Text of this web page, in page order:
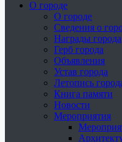
О городе
О городе
Сведения о
Награды города
Герб города
Объявления
Устав города
Летопись
Книга памяти
Новости
Мероприятия